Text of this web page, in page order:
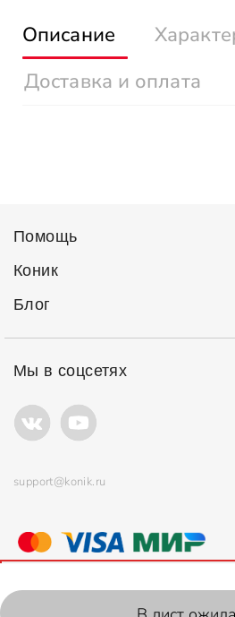
Описание
Доставка и оплата
Помощь
Коник
Блог
Мы в соцсетях
support@konik.ru